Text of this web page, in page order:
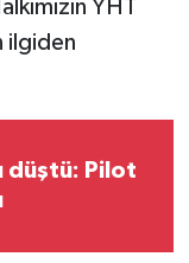
YHT
ilgiden
düştü: Pilot